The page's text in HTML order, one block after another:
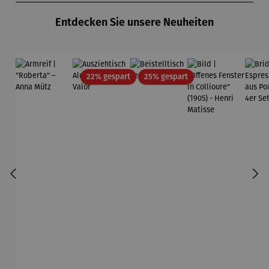
Entdecken Sie unsere Neuheiten
22% gespartRabatt25% gespartRabatt